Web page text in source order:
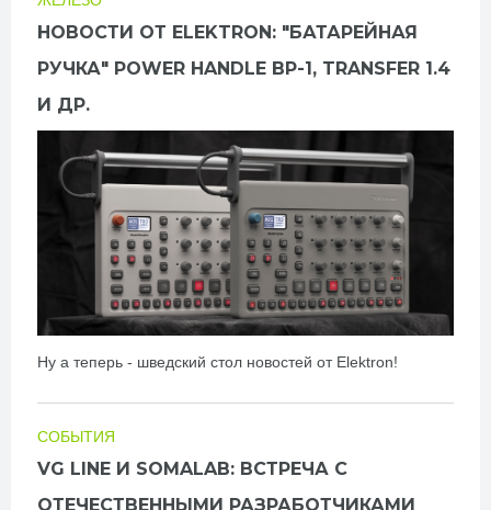
НОВОСТИ ОТ ELEKTRON: "БАТАРЕЙНАЯ
РУЧКА" POWER HANDLE BP-1, TRANSFER 1.4
И ДР.
Ну а теперь - шведский стол новостей от Elektron!
СОБЫТИЯ
VG LINE И SOMALAB: ВСТРЕЧА С
ОТЕЧЕСТВЕННЫМИ РАЗРАБОТЧИКАМИ